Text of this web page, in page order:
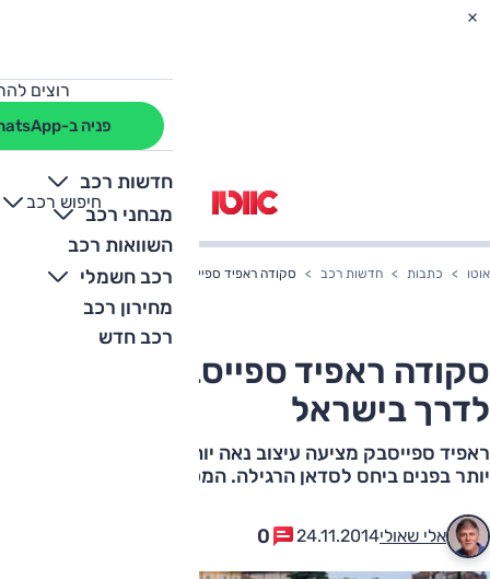
רוצים
פניה ב-WhatsApp
חדשות רכב
מבחני רכב
השוואות רכב
רכב חשמלי
מחירון רכב
רכב חדש
חיפוש רכב
+
-
אוטו כתבות חדשות רכב סקודה ראפיד ספייסבק יוצאת לדרך בישראל
סקודה ראפיד ספייסבק יוצאת
לדרך בישראל
ראפיד ספייסבק מציעה עיצוב נאה יותר בחוץ ואבזור עשיר
יותר בפנים ביחס לסדאן הרגילה. המכירה החלה
אלי שאולי24.11.2014
0